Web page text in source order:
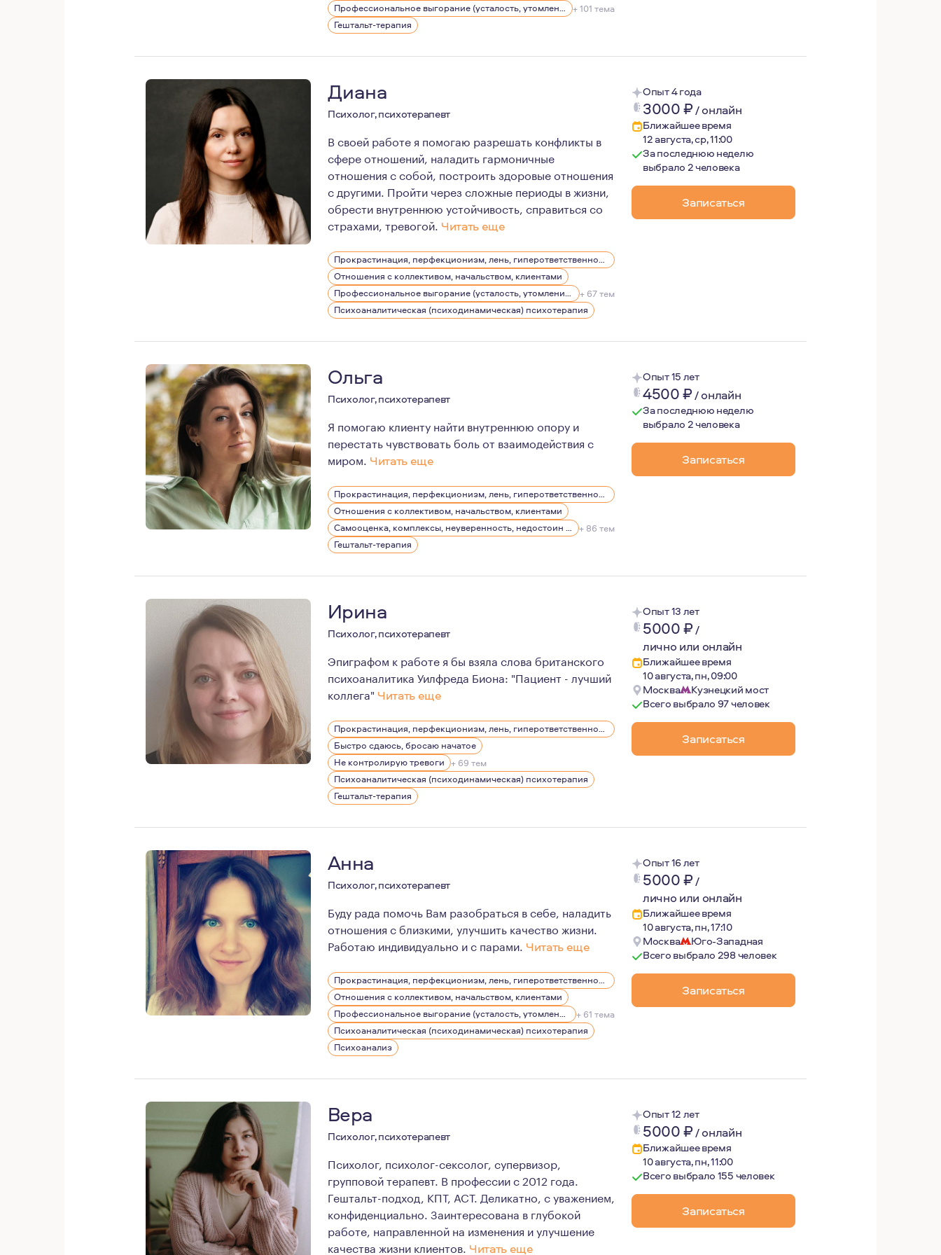
Профессиональное выгорание (усталость, утомление), стрессы
+ 101 тема
Гештальт-терапия
Диана
Психолог, психотерапевт
Опыт 4 года
3000₽/онлайн
Ближайшее время
12 августа, ср, 11:00
За последнюю неделю
выбрало 2 человека
Записаться
В своей работе я помогаю разрешать конфликты в
сфере отношений, наладить гармоничные
отношения с собой, построить здоровые отношения
с другими. Пройти через сложные периоды в жизни,
обрести внутреннюю устойчивость, справиться со
страхами, тревогой. Читать еще
В работе я обеспечиваю своим клиентам конфиденциальность, безопасность и бережное отношение к
Прокрастинация, перфекционизм, лень, гиперответственность
Отношения с коллективом, начальством, клиентами
Профессиональное выгорание (усталость, утомление), стрессы
+ 67 тем
Психоаналитическая (психодинамическая) психотерапия
Ольга
Психолог, психотерапевт
Опыт 15 лет
4500₽/онлайн
За последнюю неделю
выбрало 2 человека
Записаться
Я помогаю клиенту найти внутреннюю опору и
перестать чувствовать боль от взаимодействия с
миром. Читать еще
Я всегда жила с ощущением обострённой чувствительности: меня легко ранили слова, я долго переживала
Прокрастинация, перфекционизм, лень, гиперответственность
Отношения с коллективом, начальством, клиентами
Самооценка, комплексы, неуверенность, недостоин своей должности или положения в обществе
+ 86 тем
Гештальт-терапия
Ирина
Психолог, психотерапевт
Опыт 13 лет
5000₽/
лично или онлайн
Ближайшее время
10 августа, пн, 09:00
Москва
Кузнецкий мост
Всего выбрало 97 человек
Записаться
Эпиграфом к работе я бы взяла слова британского
психоаналитика Уилфреда Биона: "Пациент - лучший
коллега" Читать еще
Сейчас меня очень вдохновляют современные психоаналитические идеи о том, что в анализе и терапии мы
Прокрастинация, перфекционизм, лень, гиперответственность
Быстро сдаюсь, бросаю начатое
Не контролирую тревоги + 69 тем
Психоаналитическая (психодинамическая) психотерапия
Гештальт-терапия
Анна
Психолог, психотерапевт
Опыт 16 лет
5000₽/
лично или онлайн
Ближайшее время
10 августа, пн, 17:10
Москва
Юго-Западная
Всего выбрало 298 человек
Записаться
Буду рада помочь Вам разобраться в себе, наладить
отношения с близкими, улучшить качество жизни.
Работаю индивидуально и с парами. Читать еще
Я работаю методом психоанализа, ориентированным на длительную работу. Тем не менее, даже 1 сессия
В процессе психоаналитической работы, прорабатываются травмы, полученные в детстве и переданные
В длительной терапии формируется способность к самонаблюдению и самоанализу.
Прокрастинация, перфекционизм, лень, гиперответственность
Отношения с коллективом, начальством, клиентами
Профессиональное выгорание (усталость, утомление), стрессы
+ 61 тема
Психоаналитическая (психодинамическая) психотерапия
Психоанализ
Вера
Психолог, психотерапевт
Опыт 12 лет
5000₽/онлайн
Ближайшее время
10 августа, пн, 11:00
Всего выбрало 155 человек
Записаться
Психолог, психолог-сексолог, супервизор,
групповой терапевт. В профессии с 2012 года.
Гештальт-подход, КПТ, АСТ. Деликатно, с уважением,
конфиденциально. Заинтересована в глубокой
работе, направленной на изменения и улучшение
качества жизни клиентов. Читать еще